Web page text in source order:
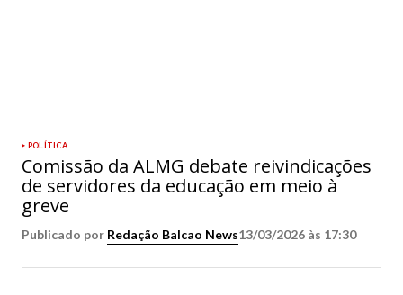
POLÍTICA
Comissão da ALMG debate reivindicações
de servidores da educação em meio à
greve
Publicado por Redação Balcao News13/03/2026 às 17:30